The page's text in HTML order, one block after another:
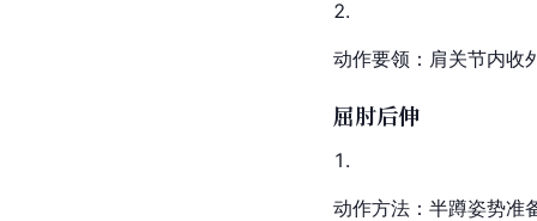
动作要领：肩关节内收
屈肘后伸
动作方法：半蹲姿势准